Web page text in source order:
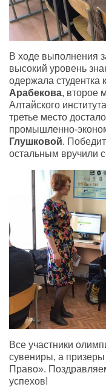
В ходе выполнения
высокий уровень
одержала студентка
Арабекова, второе
Алтайского
третье место
промышленно-
Глушковой.
остальным вручили
Все участники
сувениры, а
Право».
успехов!